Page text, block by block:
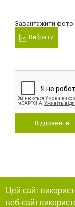
Завантажити фото:
Вибрати
Відправити
Цей сайт
веб-сайт